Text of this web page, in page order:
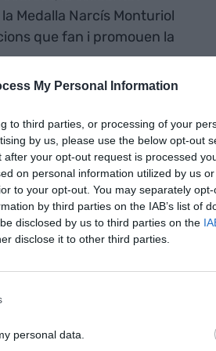
My Personal Information
to third parties, or processing of your
by us, please use the below opt-out
your opt-out request is processed
on personal information utilized by us
to your opt-out. You may separately
by third parties on the IAB’s list of
disclosed by us to third parties on the
disclose it to other third parties.
personal data.
Medalla Narcís Monturiol
que fan i promouen la
Universitat de Barcelona
estat professora assistent i
90), degana de la Facultat
de Política
i Empresa de la
l'any 1990.